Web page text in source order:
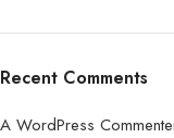
Recent Comments
A WordPress